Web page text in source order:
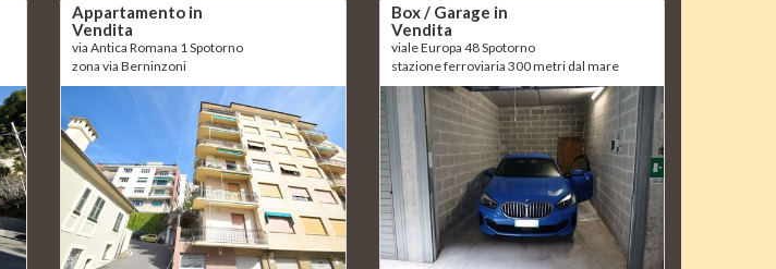
Appartamento in
Vendita
via Antica Romana 1 Spotorno
zona via Berninzoni
Box / Garage in
Vendita
viale Europa 48 Spotorno
stazione ferroviaria 300 metri dal mare